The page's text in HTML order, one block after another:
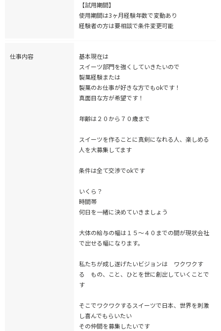
【試用期間】
使用期間は3ヶ月経験年数で変動あり
経験者の方は要相談で条件変更可能
仕事内容
基本現在は
スイーツ部門を強くしていきたいので
製菓経験または
製菓のお仕事が好きな方でもokです！
真面目な方が希望です！
年齢は２０から７０歳まで
スイーツを作ることに真剣になれる人、楽しめる
人を大募集してます
条件は全て交渉でokです
いくら？
時間帯
何日を一緒に決めていきましょう
大体の給与の幅は１５〜４０までの間が現状会社
で出せる幅になります。
私たちが成し遂げたいビジョンは ワクワクす
る もの、こと、ひとを世に創出していくことで
す
そこでワクワクするスイーツで日本、世界を刺激
し喜んでもらいたい
その仲間を募集したいです